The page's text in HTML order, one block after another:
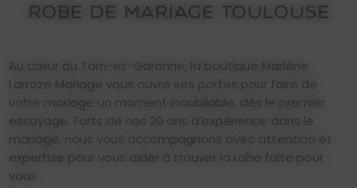
Robe de Mariage Toulouse
Au cœur du Tarn-et-Garonne, la boutique Marlène
Larroze Mariage vous ouvre ses portes pour faire de
votre mariage un moment inoubliable, dès le premier
essayage. Forts de nos 20 ans d’expérience dans le
mariage, nous vous accompagnons avec attention et
expertise pour vous aider à trouver la robe faite pour
vous.